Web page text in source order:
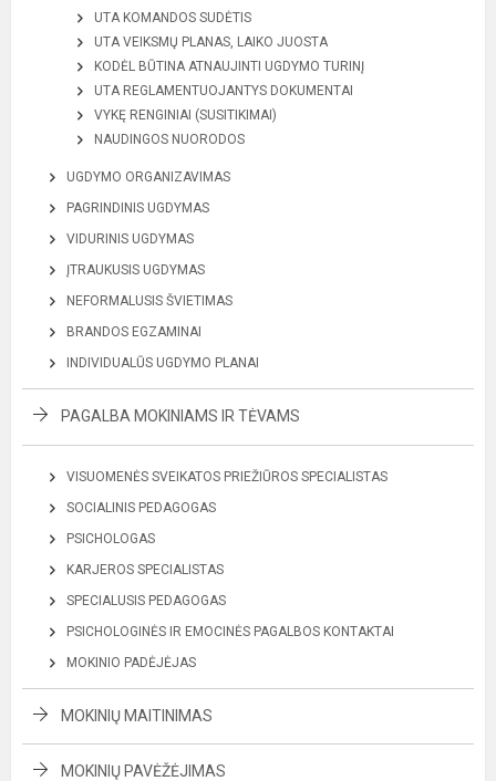
UTA KOMANDOS SUDĖTIS
UTA VEIKSMŲ PLANAS, LAIKO JUOSTA
KODĖL BŪTINA ATNAUJINTI UGDYMO TURINĮ
UTA REGLAMENTUOJANTYS DOKUMENTAI
VYKĘ RENGINIAI (SUSITIKIMAI)
NAUDINGOS NUORODOS
UGDYMO ORGANIZAVIMAS
PAGRINDINIS UGDYMAS
VIDURINIS UGDYMAS
ĮTRAUKUSIS UGDYMAS
NEFORMALUSIS ŠVIETIMAS
BRANDOS EGZAMINAI
INDIVIDUALŪS UGDYMO PLANAI
PAGALBA MOKINIAMS IR TĖVAMS
VISUOMENĖS SVEIKATOS PRIEŽIŪROS SPECIALISTAS
SOCIALINIS PEDAGOGAS
PSICHOLOGAS
KARJEROS SPECIALISTAS
SPECIALUSIS PEDAGOGAS
PSICHOLOGINĖS IR EMOCINĖS PAGALBOS KONTAKTAI
MOKINIO PADĖJĖJAS
MOKINIŲ MAITINIMAS
MOKINIŲ PAVĖŽĖJIMAS